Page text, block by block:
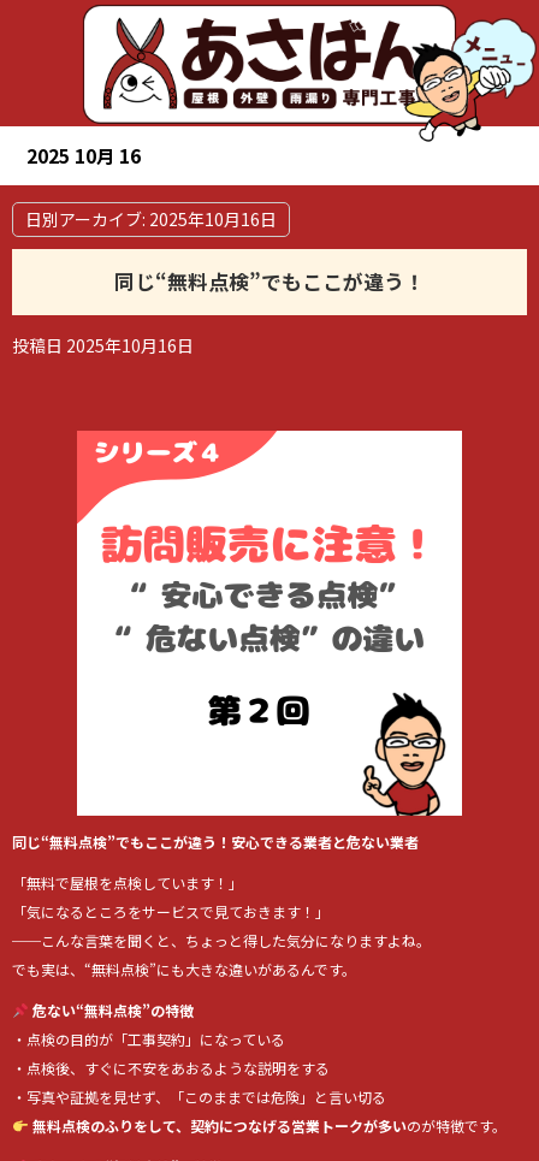
2025 10月 16
日別アーカイブ: 2025年10月16日
同じ“無料点検”でもここが違う！
投稿日 2025年10月16日
同じ“無料点検”でもここが違う！安心できる業者と危ない業者
「無料で屋根を点検しています！」
「気になるところをサービスで見ておきます！」
──こんな言葉を聞くと、ちょっと得した気分になりますよね。
でも実は、“無料点検”にも大きな違いがあるんです。
危ない“無料点検”の特徴
・点検の目的が「工事契約」になっている
・点検後、すぐに不安をあおるような説明をする
・写真や証拠を見せず、「このままでは危険」と言い切る
無料点検のふりをして、契約につなげる営業トークが多いのが特徴です。